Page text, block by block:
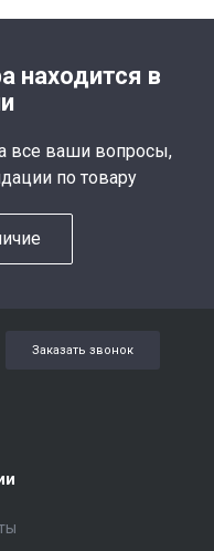
находится в
все ваши вопросы,
по товару
Заказать звонок